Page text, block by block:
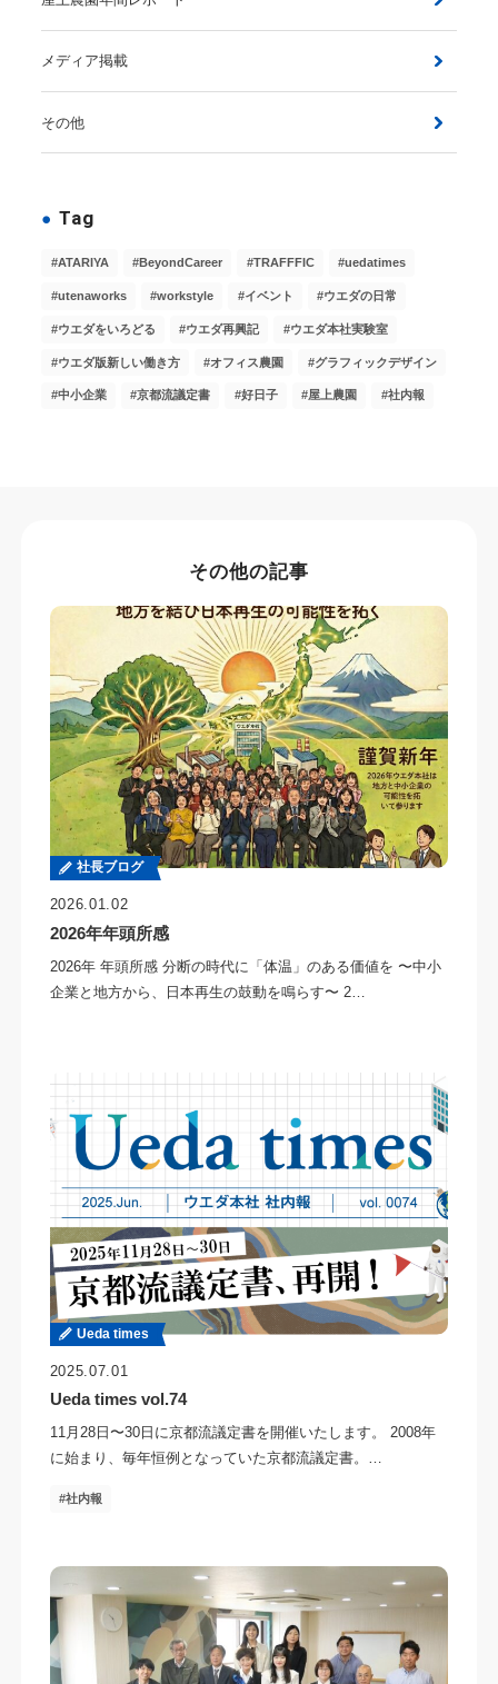
メディア掲載
その他
Tag
ATARIYA BeyondCareer TRAFFFIC uedatimes
utenaworks workstyle イベント ウエダの日常
ウエダをいろどる ウエダ再興記 ウエダ本社実験室
ウエダ版新しい働き方 オフィス農園 グラフィックデザイン
中小企業 京都流議定書 好日子 屋上農園 社内報
その他の記事
社長ブログ
2026.01.02
2026年年頭所感
2026年 年頭所感 分断の時代に「体温」のある価値を 〜中小
企業と地方から、日本再生の鼓動を鳴らす〜 2…
Ueda times
2025.07.01
Ueda times vol.74
11月28日〜30日に京都流議定書を開催いたします。 2008年
に始まり、毎年恒例となっていた京都流議定書。…
社内報